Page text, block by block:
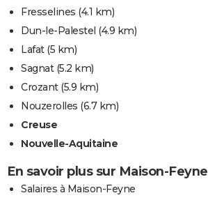
Fresselines (4.1 km)
Dun-le-Palestel (4.9 km)
Lafat(5 km)
Sagnat(5.2 km)
Crozant(5.9 km)
Nouzerolles (6.7 km)
Creuse
Nouvelle-Aquitaine
En savoir plus sur Maison-Feyne
Salaires à Maison-Feyne